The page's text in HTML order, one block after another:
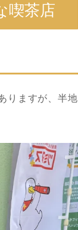
喫茶店
りますが、半地